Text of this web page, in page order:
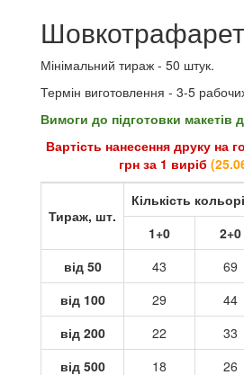
Шовкотрафарет
Мінімальний тираж - 50 штук.
Термін виготовлення - 3-5
Вимоги до підготовки макетів
Вартість нанесення друку на
грн за 1 виріб (25
Тираж, шт.
Кількість
1+0
2+0
від 50
43 69
від 100
29 44
від 200
22 33
від 500
18 26